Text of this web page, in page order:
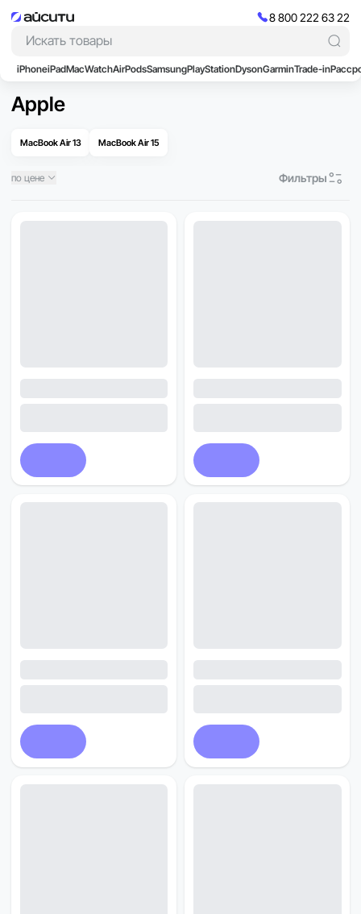
8 800 222 63 22
iPhoneiPadMacWatchAirPodsSamsungPlayStationDysonGarminTrade-in
Apple
MacBook Air 13 MacBook Air 15
по цене Фильтры